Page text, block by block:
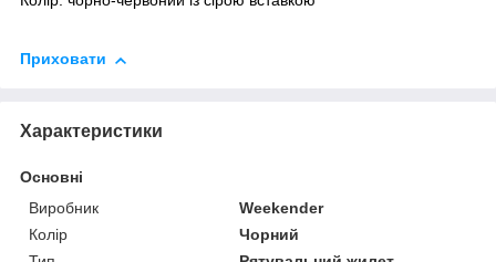
Приховати
Характеристики
Основні
Виробник
Weekender
Колір
Чорний